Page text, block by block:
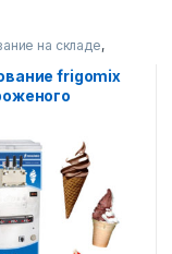
на складе,
frigomix